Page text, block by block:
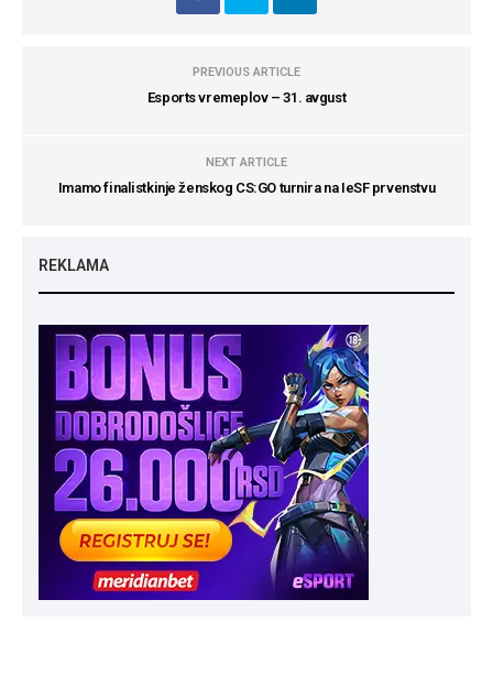
PREVIOUS ARTICLE
Esports vremeplov – 31. avgust
NEXT ARTICLE
Imamo finalistkinje ženskog CS:GO turnira na IeSF prvenstvu
REKLAMA